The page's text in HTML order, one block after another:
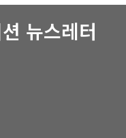
뉴스레터